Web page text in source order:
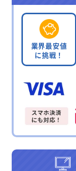
業界最安値
に挑戦！